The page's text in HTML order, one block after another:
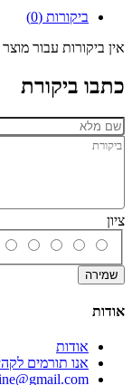
ביקורות (0)
אין ביקורות עבור מוצר
כתבו ביקורת
ציון
שמירה
אודות
אודות
אנו תורמים